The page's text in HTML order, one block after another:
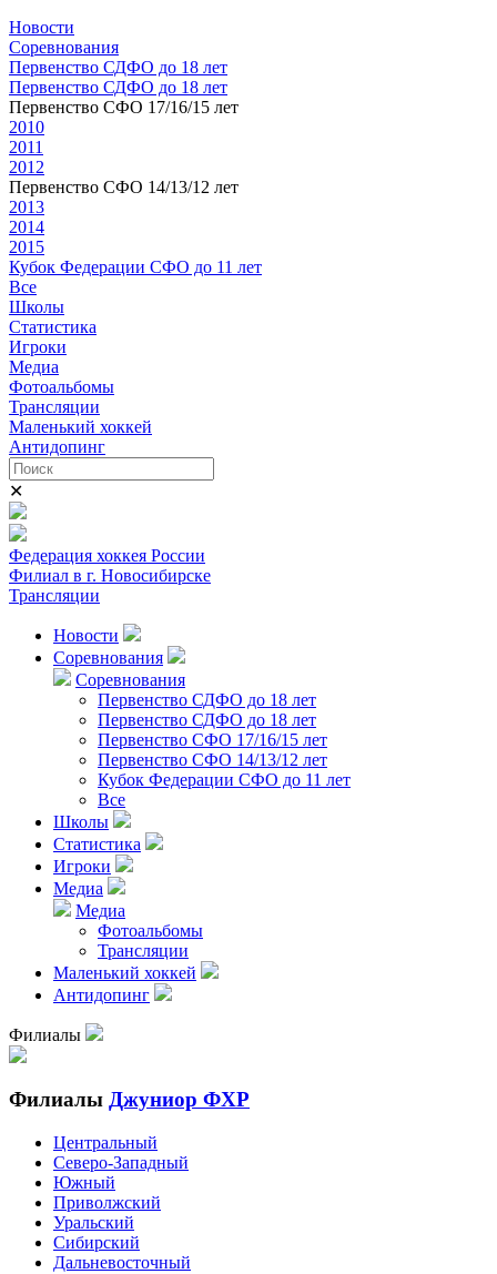
Новости
Соревнования
Первенство СДФО до 18 лет
Первенство СДФО до 18 лет
Первенство СФО 17/16/15 лет
2010
2011
2012
Первенство СФО 14/13/12 лет
2013
2014
2015
Кубок Федерации СФО до 11 лет
Все
Школы
Статистика
Игроки
Медиа
Фотоальбомы
Трансляции
Маленький хоккей
Антидопинг
✕
Федерация хоккея России
Филиал в г. Новосибирске
Трансляции
Новости
Соревнования
Соревнования
Первенство СДФО до 18 лет
Первенство СДФО до 18 лет
Первенство СФО 17/16/15 лет
Первенство СФО 14/13/12 лет
Кубок Федерации СФО до 11 лет
Все
Школы
Статистика
Игроки
Медиа
Медиа
Фотоальбомы
Трансляции
Маленький хоккей
Антидопинг
Филиалы
Филиалы Джуниор ФХР
Центральный
Северо-Западный
Южный
Приволжский
Уральский
Сибирский
Дальневосточный